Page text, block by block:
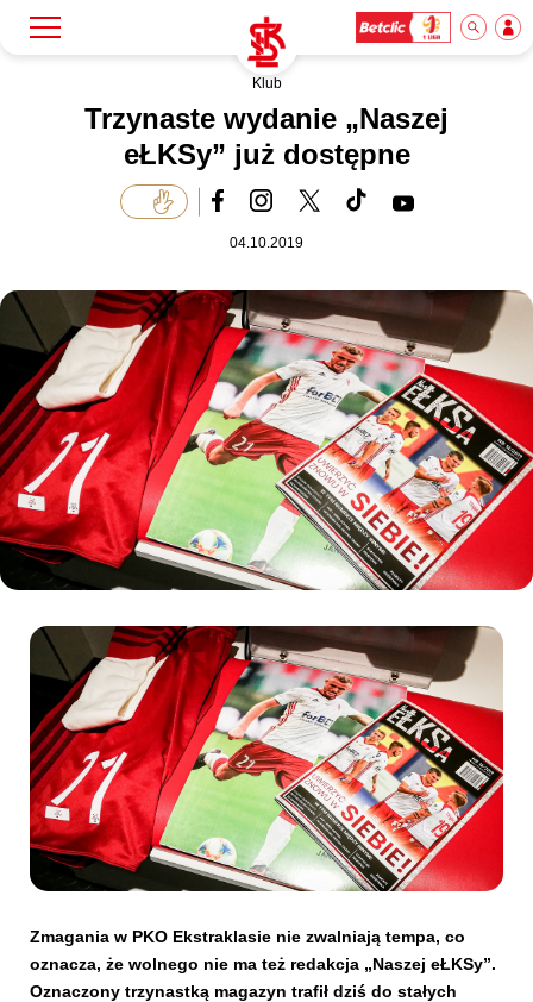
Akademia
Biznes
Dla mediów
Kibice
SKLEP KUP BILET
Klub
Trzynaste wydanie „Naszej
eŁKSy” już dostępne
04.10.2019
Zmagania w PKO Ekstraklasie nie zwalniają tempa, co
oznacza, że wolnego nie ma też redakcja „Naszej eŁKSy”.
Oznaczony trzynastką magazyn trafił dziś do stałych